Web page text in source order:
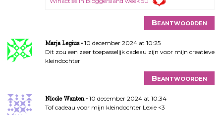
Beantwoorden
Marja Legius
10 december 2024 at 10:25
Dit zou een zeer toepasselijk cadeau zijn voor mijn creatieve
kleindochter
Beantwoorden
Nicole Wanten
10 december 2024 at 10:34
Tof cadeau voor mijn kleindochter Lexie <3